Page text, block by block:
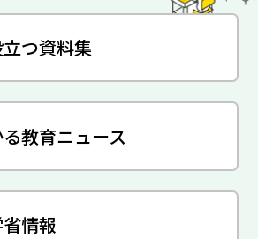
つ資料集
教育ニュース
情報